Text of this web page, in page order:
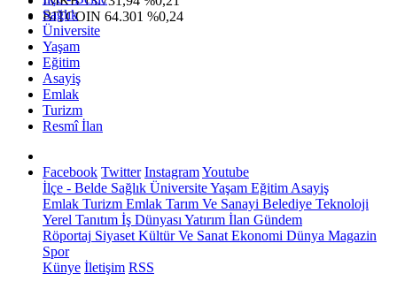
BITCOIN 64.301 %0,24
Sağlık
Üniversite
Yaşam
Eğitim
Asayiş
Emlak
Turizm
Resmî İlan
Facebook Twitter InstagramYoutube
İlçe - Belde Sağlık ÜniversiteYaşam Eğitim Asayiş
Emlak Turizm Emlak Tarım Ve Sanayi Belediye Teknoloji
Yerel Tanıtım İş Dünyası Yatırım İlan Gündem
Röportaj Siyaset Kültür Ve Sanat Ekonomi Dünya Magazin
Spor
Künye İletişim RSS